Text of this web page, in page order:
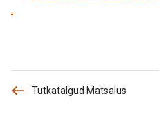
.
Tutkatalgud Matsalus